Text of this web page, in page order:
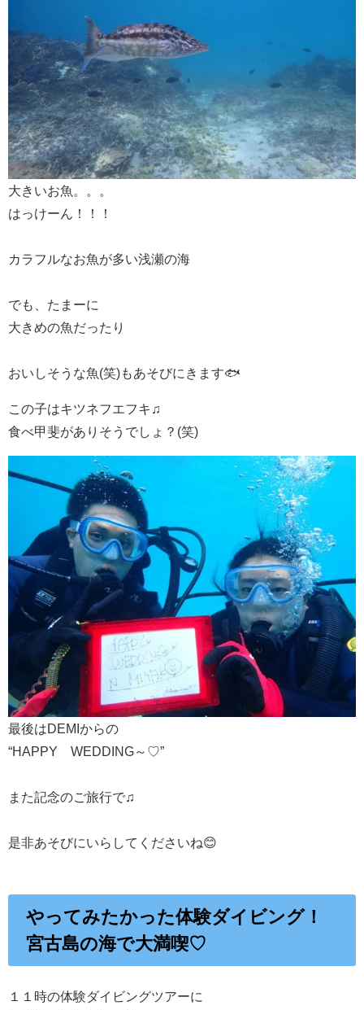
大きいお魚。。。
はっけーん！！！
カラフルなお魚が多い浅瀬の海
でも、たまーに
大きめの魚だったり
おいしそうな魚(笑)もあそびにきます🐟
この子はキツネフエフキ♫
食べ甲斐がありそうでしょ？(笑)
最後はDEMIからの
“HAPPY WEDDING～♡”
また記念のご旅行で♫
是非あそびにいらしてくださいね😊
やってみたかった体験ダイビング！
宮古島の海で大満喫♡
１１時の体験ダイビングツアーに